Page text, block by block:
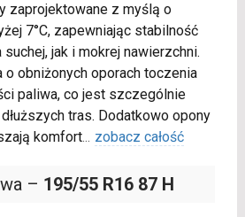
zaprojektowane z myślą o
7°C, zapewniając stabilność
jak i mokrej nawierzchni.
o obniżonych oporach toczenia
paliwa, co jest szczególnie
tras. Dodatkowo opony
komfort... zobacz całość
– 195/55 R16 87 H